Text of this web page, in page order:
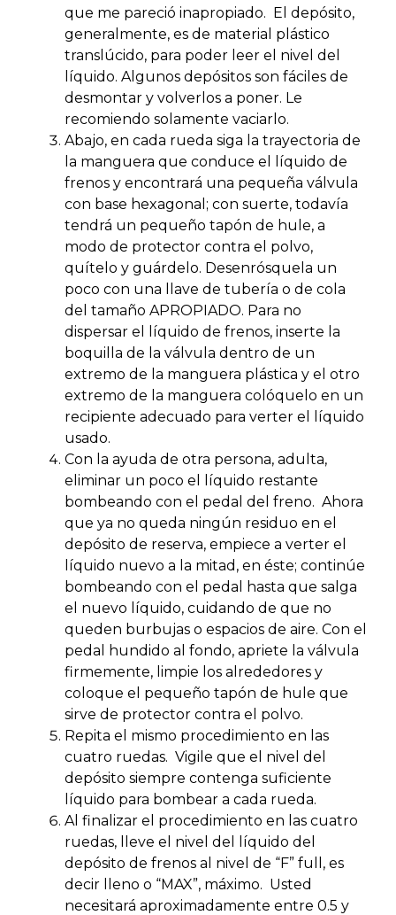
que me pareció inapropiado. El depósito,
generalmente, es de material plástico
translúcido, para poder leer el nivel del
líquido. Algunos depósitos son fáciles de
desmontar y volverlos a poner. Le
recomiendo solamente vaciarlo.
Abajo, en cada rueda siga la trayectoria de
la manguera que conduce el líquido de
frenos y encontrará una pequeña válvula
con base hexagonal; con suerte, todavía
tendrá un pequeño tapón de hule, a
modo de protector contra el polvo,
quítelo y guárdelo. Desenrósquela un
poco con una llave de tubería o de cola
del tamaño APROPIADO. Para no
dispersar el líquido de frenos, inserte la
boquilla de la válvula dentro de un
extremo de la manguera plástica y el otro
extremo de la manguera colóquelo en un
recipiente adecuado para verter el líquido
usado.
Con la ayuda de otra persona, adulta,
eliminar un poco el líquido restante
bombeando con el pedal del freno. Ahora
que ya no queda ningún residuo en el
depósito de reserva, empiece a verter el
líquido nuevo a la mitad, en éste; continúe
bombeando con el pedal hasta que salga
el nuevo líquido, cuidando de que no
queden burbujas o espacios de aire. Con el
pedal hundido al fondo, apriete la válvula
firmemente, limpie los alrededores y
coloque el pequeño tapón de hule que
sirve de protector contra el polvo.
Repita el mismo procedimiento en las
cuatro ruedas. Vigile que el nivel del
depósito siempre contenga suficiente
líquido para bombear a cada rueda.
Al finalizar el procedimiento en las cuatro
ruedas, lleve el nivel del líquido del
depósito de frenos al nivel de “F” full, es
decir lleno o “MAX”, máximo. Usted
necesitará aproximadamente entre 0.5 y